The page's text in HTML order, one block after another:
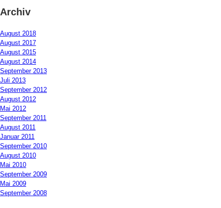
Archiv
August 2018
August 2017
August 2015
August 2014
September 2013
Juli 2013
September 2012
August 2012
Mai 2012
September 2011
August 2011
Januar 2011
September 2010
August 2010
Mai 2010
September 2009
Mai 2009
September 2008